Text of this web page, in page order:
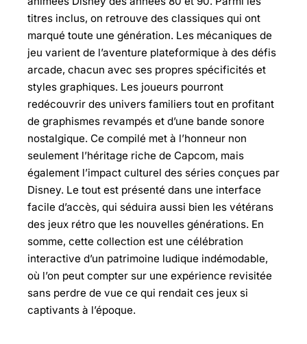
titres inclus, on retrouve des classiques qui ont
marqué toute une génération. Les mécaniques de
jeu varient de l’aventure plateformique à des défis
arcade, chacun avec ses propres spécificités et
styles graphiques. Les joueurs pourront
redécouvrir des univers familiers tout en profitant
de graphismes revampés et d’une bande sonore
nostalgique. Ce compilé met à l’honneur non
seulement l’héritage riche de Capcom, mais
également l’impact culturel des séries conçues par
Disney. Le tout est présenté dans une interface
facile d’accès, qui séduira aussi bien les vétérans
des jeux rétro que les nouvelles générations. En
somme, cette collection est une célébration
interactive d’un patrimoine ludique indémodable,
où l’on peut compter sur une expérience revisitée
sans perdre de vue ce qui rendait ces jeux si
captivants à l’époque.